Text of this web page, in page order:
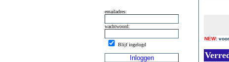
emailadres:
wachtwoord:
Blijf ingelogd
NEW: